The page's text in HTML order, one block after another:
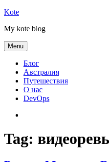
Skip
content
Kote
My kote blog
Menu
Блог
Австралия
Путешествия
О нас
DevOps
Tag: